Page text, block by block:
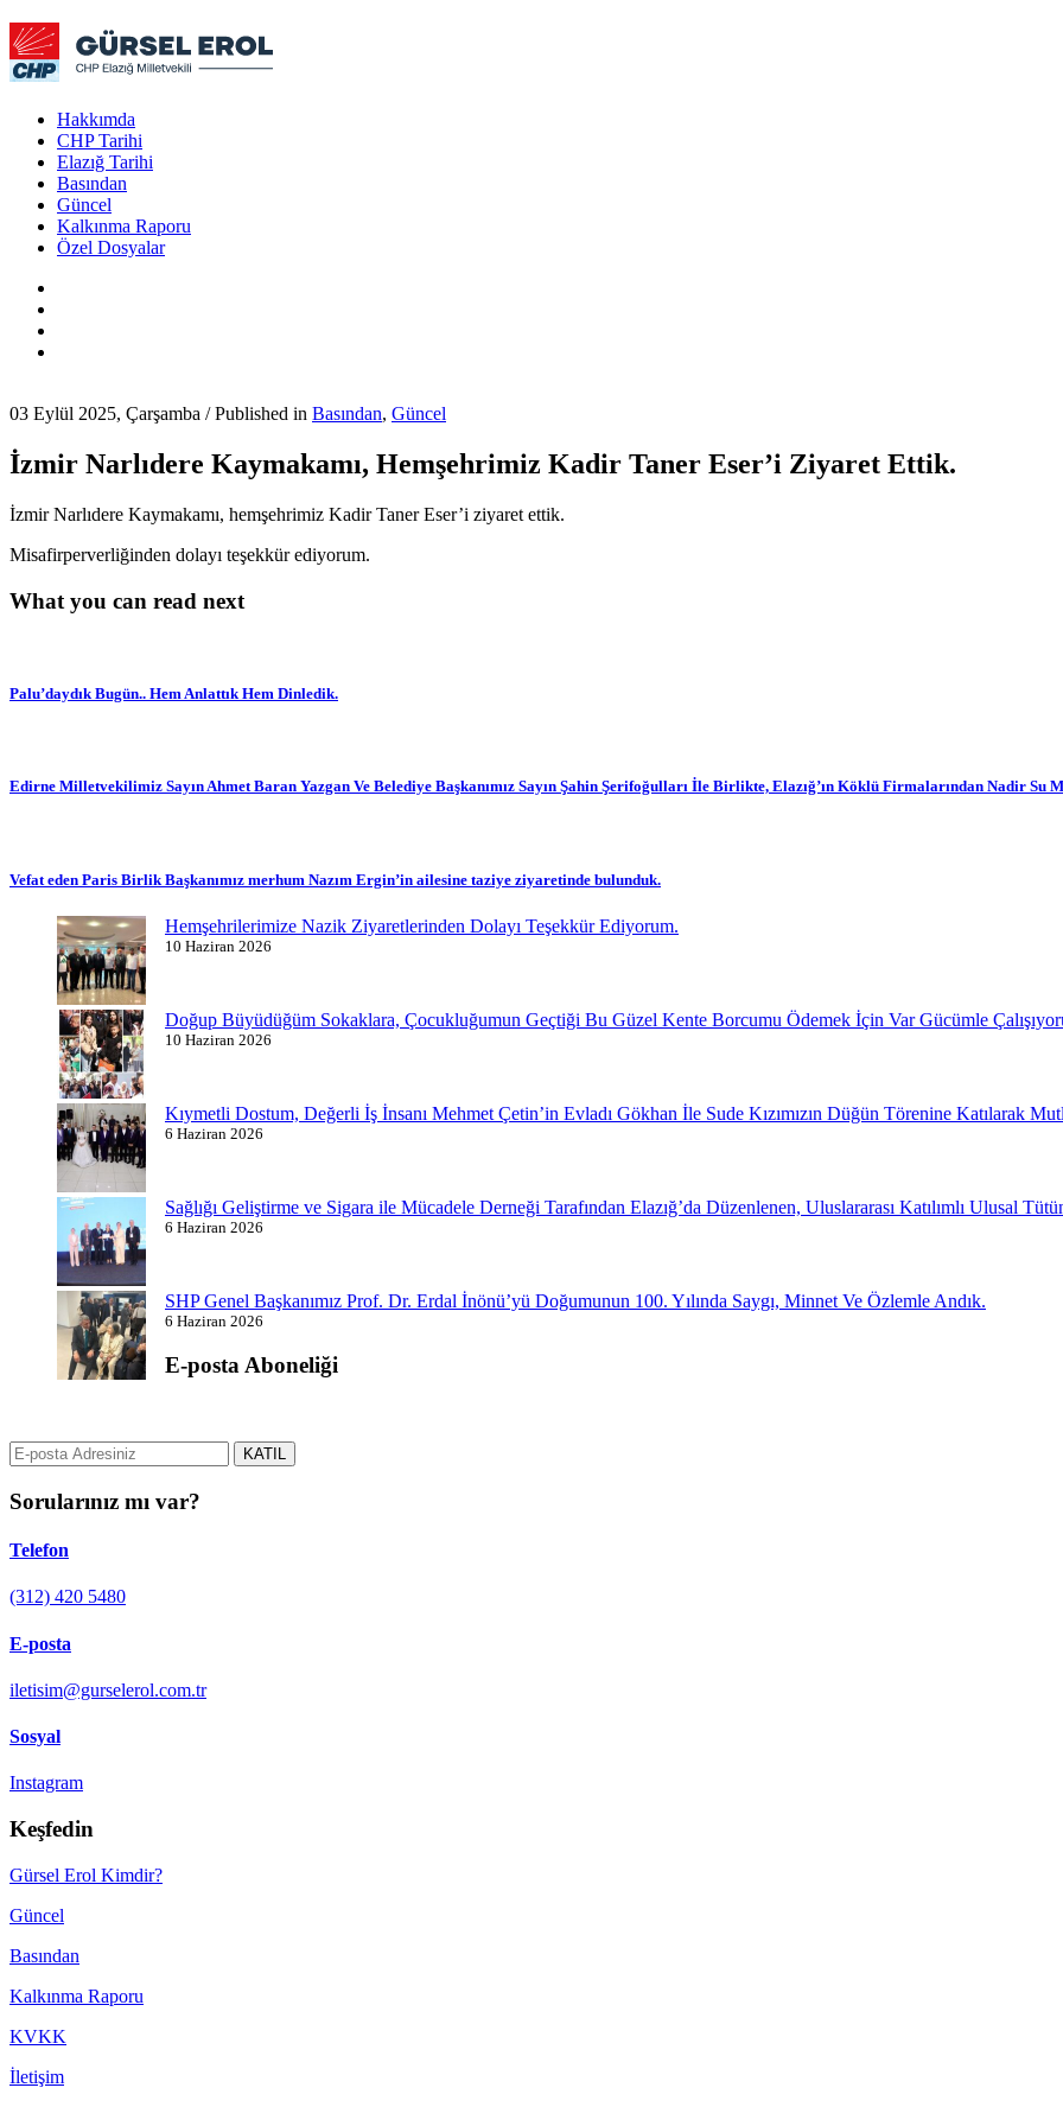
Hakkımda
CHP Tarihi
Elazığ Tarihi
Basından
Güncel
Kalkınma Raporu
Özel Dosyalar
03 Eylül 2025, Çarşamba /Published in Basından, Güncel
İzmir Narlıdere Kaymakamı, Hemşehrimiz Kadir Taner Eser’i Ziyaret Ettik.
İzmir Narlıdere Kaymakamı, hemşehrimiz Kadir Taner Eser’i ziyaret ettik.
Misafirperverliğinden dolayı teşekkür ediyorum.
What you can read next
Palu’daydık Bugün.. Hem Anlattık Hem Dinledik.
Edirne Milletvekilimiz Sayın Ahmet Baran Yazgan Ve Belediye Başkanımız Sayın Şahin Şerifoğulları İle Birlikte, Elazığ’ın Köklü Firmalarından Nadir Su
Vefat eden Paris Birlik Başkanımız merhum Nazım Ergin’in ailesine taziye ziyaretinde bulunduk.
Hemşehrilerimize Nazik Ziyaretlerinden Dolayı Teşekkür Ediyorum.
10 Haziran 2026
Doğup Büyüdüğüm Sokaklara, Çocukluğumun Geçtiği Bu Güzel Kente Borcumu Ödemek İçin Var Gücümle
10 Haziran 2026
Kıymetli Dostum, Değerli İş İnsanı Mehmet Çetin’in Evladı Gökhan İle Sude Kızımızın Düğün Törenine Katılarak
6 Haziran 2026
Sağlığı Geliştirme ve Sigara ile Mücadele Derneği Tarafından Elazığ’da Düzenlenen, Uluslararası Katılımlı Ulusal
6 Haziran 2026
SHP Genel Başkanımız Prof. Dr. Erdal İnönü’yü Doğumunun 100. Yılında Saygı, Minnet Ve Özlemle Andık.
6 Haziran 2026
E-posta Aboneliği
KATIL
Sorularınız mı var?
Telefon
(312) 420 5480
E-posta
iletisim@gurselerol.com.tr
Sosyal
Instagram
Keşfedin
Gürsel Erol Kimdir?
Güncel
Basından
Kalkınma Raporu
KVKK
İletişim